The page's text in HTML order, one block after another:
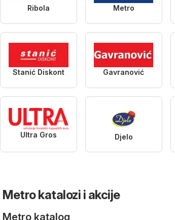
Ribola Metro
Stanić Diskont Gavranović
Ultra Gros Djelo
Metro katalozi i akcije
Metro katalog